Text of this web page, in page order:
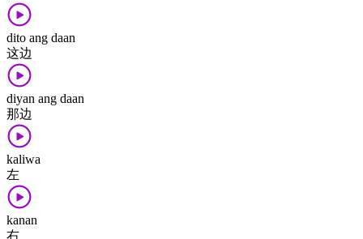
dito ang daan
这边
diyan ang daan
那边
kaliwa
左
kanan
右